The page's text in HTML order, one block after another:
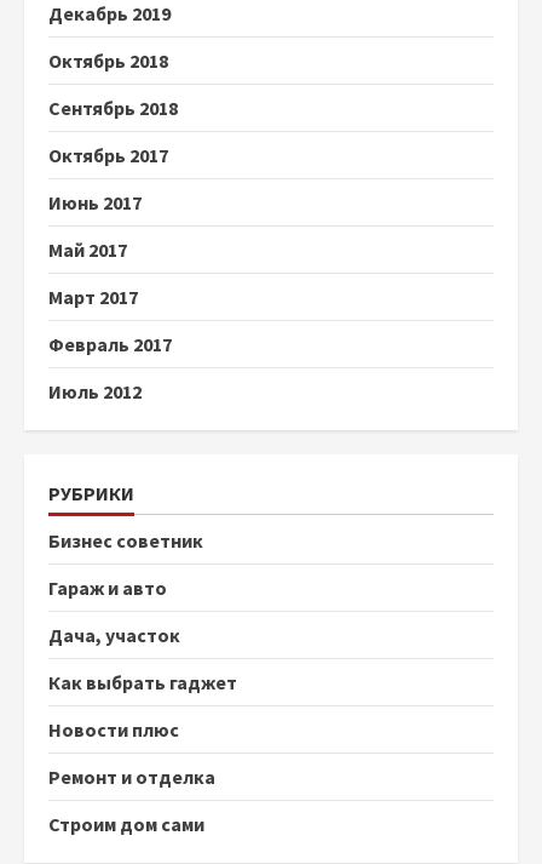
Декабрь 2019
Октябрь 2018
Сентябрь 2018
Октябрь 2017
Июнь 2017
Май 2017
Март 2017
Февраль 2017
Июль 2012
РУБРИКИ
Бизнес советник
Гараж и авто
Дача, участок
Как выбрать гаджет
Новости плюс
Ремонт и отделка
Строим дом сами